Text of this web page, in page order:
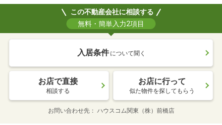
この不動産会社に相談する
無料・簡単入力2項目
入居条件 について聞く
お店で直接
相談する
お店に行って
似た物件を探してもらう
お問い合わせ先 ハウスコム関東（株）前橋店